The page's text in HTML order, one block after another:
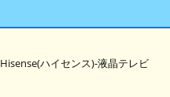
Hisense(ハイセンス)-液晶テレビ